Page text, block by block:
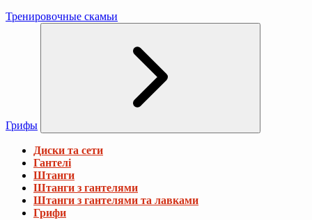
Тренировочные скамьи
Грифы
Диски та сети
Гантелі
Штанги
Штанги з гантелями
Штанги з гантелями та лавками
Грифи